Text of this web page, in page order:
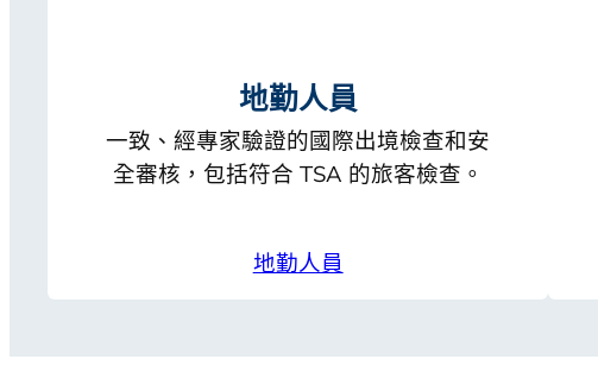
地勤人員
一致、經專家驗證的國際出境檢查和安
全審核，包括符合 TSA 的旅客檢查。
地勤人員